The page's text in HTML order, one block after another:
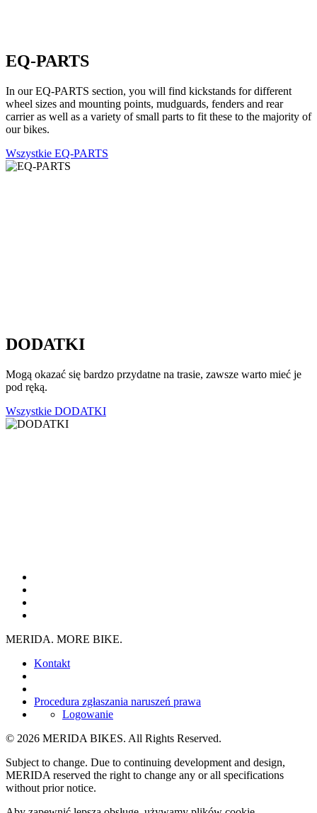
EQ-PARTS
In our EQ-PARTS section, you will find kickstands for different
wheel sizes and mounting points, mudguards, fenders and rear
carrier as well as a variety of small parts to fit these to the majority of
our bikes.
Wszystkie EQ-PARTS
DODATKI
Mogą okazać się bardzo przydatne na trasie, zawsze warto mieć je
pod ręką.
Wszystkie DODATKI
MERIDA. MORE BIKE.
Kontakt
Procedura zgłaszania naruszeń prawa
Logowanie
© 2026 MERIDA BIKES. All Rights Reserved.
Subject to change. Due to continuing development and design,
MERIDA reserved the right to change any or all specifications
without prior notice.